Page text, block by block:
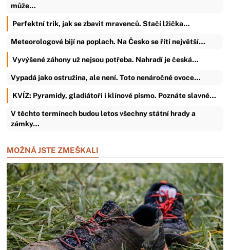
může…
Perfektní trik, jak se zbavit mravenců. Stačí lžička…
Meteorologové bijí na poplach. Na Česko se řítí největší…
Vyvýšené záhony už nejsou potřeba. Nahradí je česká…
Vypadá jako ostružina, ale není. Toto nenáročné ovoce…
KVÍZ: Pyramidy, gladiátoři i klínové písmo. Poznáte slavné…
V těchto termínech budou letos všechny státní hrady a
zámky…
MOŽNÁ JSTE ZMEŠKALI